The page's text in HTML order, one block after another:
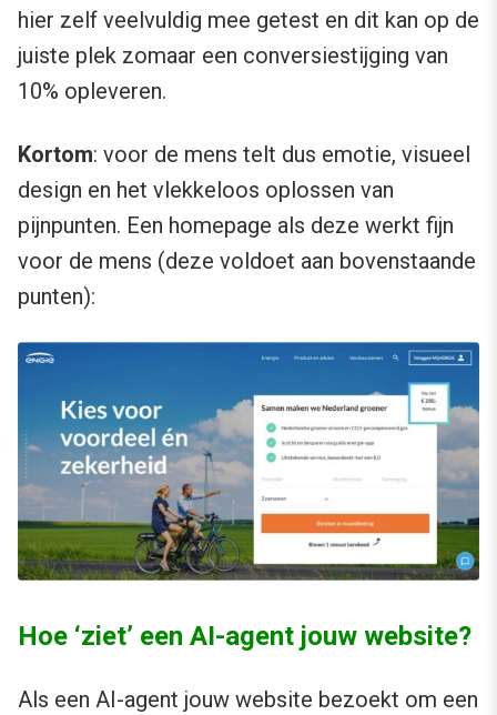
hier zelf veelvuldig mee getest en dit kan op de
juiste plek zomaar een conversiestijging van
10% opleveren.
Kortom: voor de mens telt dus emotie, visueel
design en het vlekkeloos oplossen van
pijnpunten. Een homepage als deze werkt fijn
voor de mens (deze voldoet aan bovenstaande
punten):
Hoe ‘ziet’ een AI-agent jouw website?
Als een AI-agent jouw website bezoekt om een